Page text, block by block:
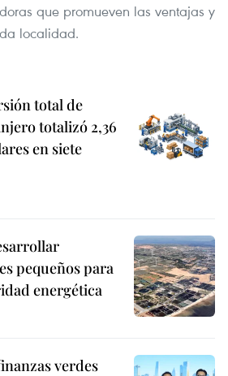
que promueven las ventajas y
localidad.
total de
totalizó 2,36
en siete
pequeños para
energética
verdes